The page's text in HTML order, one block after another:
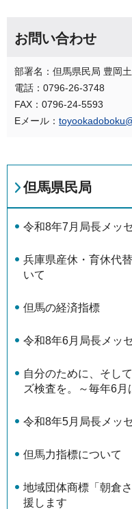
お問い合わせ
部署名：但馬県民局 豊岡
電話：0796-26-3748
FAX：0796-24-5593
Eメール：
但馬県民局
令和8年7月局長メッ
兵庫県産休・育休代
いて
但馬の経済指標
令和8年6月局長メッ
自分のために、そし
ズ検査を。～毎年6
令和8年5月局長メッ
但馬力指標について
地域団体商標「朝倉
援します